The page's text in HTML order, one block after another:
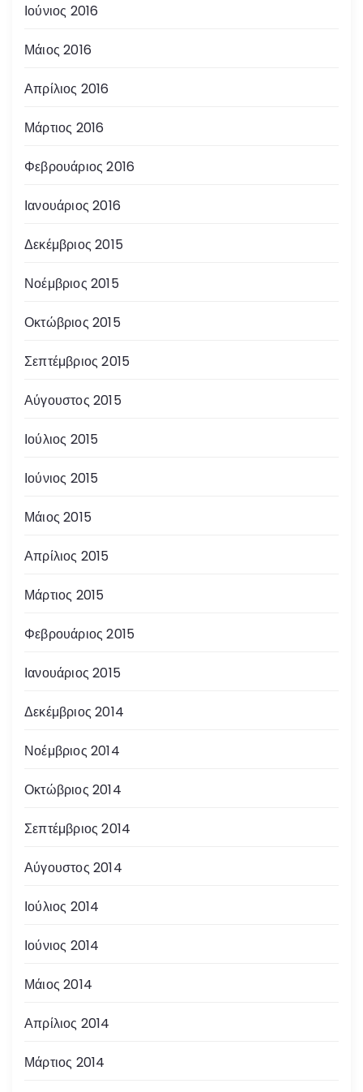
Ιούνιος 2016
Μάιος 2016
Απρίλιος 2016
Μάρτιος 2016
Φεβρουάριος 2016
Ιανουάριος 2016
Δεκέμβριος 2015
Νοέμβριος 2015
Οκτώβριος 2015
Σεπτέμβριος 2015
Αύγουστος 2015
Ιούλιος 2015
Ιούνιος 2015
Μάιος 2015
Απρίλιος 2015
Μάρτιος 2015
Φεβρουάριος 2015
Ιανουάριος 2015
Δεκέμβριος 2014
Νοέμβριος 2014
Οκτώβριος 2014
Σεπτέμβριος 2014
Αύγουστος 2014
Ιούλιος 2014
Ιούνιος 2014
Μάιος 2014
Απρίλιος 2014
Μάρτιος 2014